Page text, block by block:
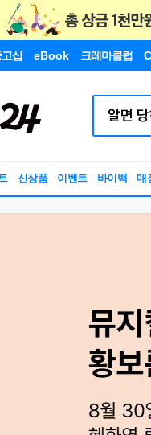
고샵 eBook 크레마클럽
신상품 이벤트 바이백 매